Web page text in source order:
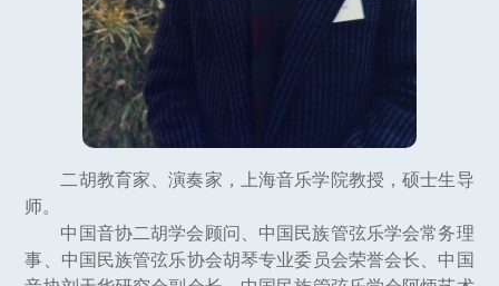
二胡教育家、演奏家，上海音乐学院教授，硕士生导
师。
中国音协二胡学会顾问、中国民族管弦乐学会常务理
事、中国民族管弦乐协会胡琴专业委员会荣誉会长、中国